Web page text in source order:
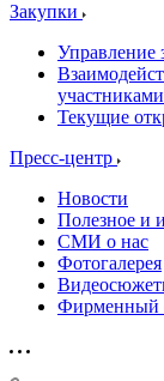
Закупки
Управление
Текущие
Пресс-центр
Новости
Полезное и
СМИ о нас
Фотогалерея
Фирменный